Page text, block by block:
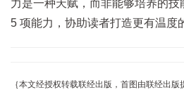
力是一种天赋，而非能够培养的技
5 项能力，协助读者打造更有温度
｛本文经授权转载联经出版，首图由联经出版